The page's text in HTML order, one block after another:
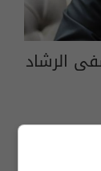
الرشاد